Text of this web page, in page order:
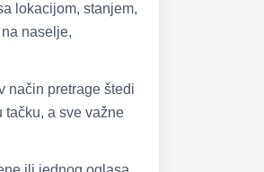
lokacijom, stanjem,
naselje,
način pretrage štedi
tačku, a sve važne